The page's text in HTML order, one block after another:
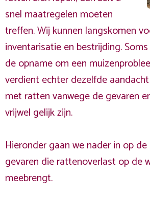
snel maatregelen moeten
treffen. Wij kunnen langskomen
inventarisatie en bestrijding.
de opname om een
verdient echter dezelfde
met ratten vanwege de gevaren
vrijwel gelijk zijn.
Hieronder gaan we nader in op
gevaren die rattenoverlast op de
meebrengt.